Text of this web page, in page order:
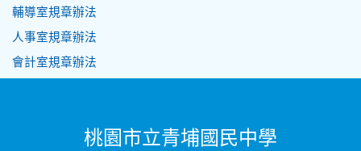
輔導室規章辦法
人事室規章辦法
會計室規章辦法
桃園市立青埔國民中學